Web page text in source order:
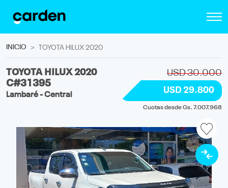
INICIO TOYOTA HILUX 2020
TOYOTA HILUX 2020
C#31395
Lambaré - Central
USD 30.000
USD 29.800
Cuotas desde Gs. 7.007.968